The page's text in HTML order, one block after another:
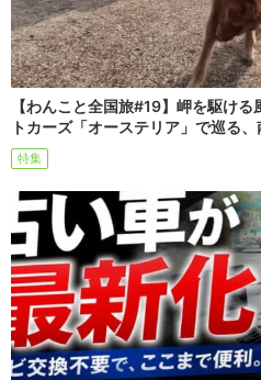
【わんこと全国旅#19】岬を駆け
トカーズ「オーステリア」で巡る
特集